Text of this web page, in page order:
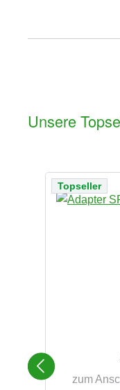
Unsere
Produktgalerie
Topseller
zum